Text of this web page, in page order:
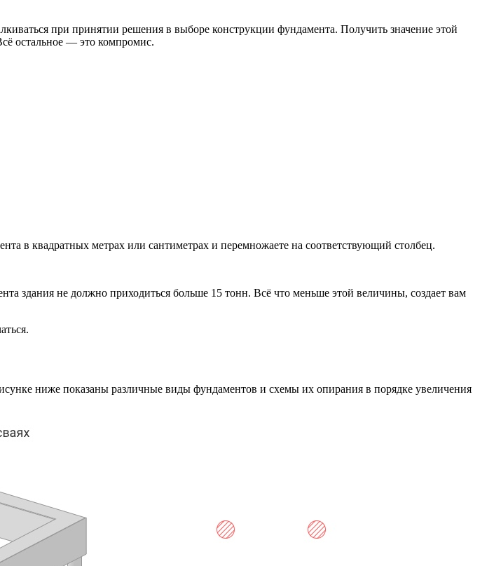
при принятии решения в выборе конструкции фундамента. Получить значение этой
остальное — это компромис.
в квадратных метрах или сантиметрах и перемножаете на соответствующий столбец.
здания не должно приходиться больше 15 тонн. Всё что меньше этой величины, создает вам
ниже показаны различные виды фундаментов и схемы их опирания в порядке увеличения